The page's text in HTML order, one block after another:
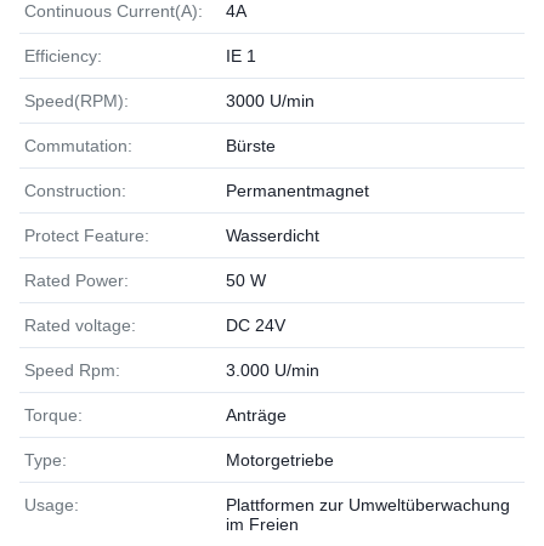
Continuous Current(A): 4A
Efficiency: IE 1
Speed(RPM): 3000 U/min
Commutation: Bürste
Construction: Permanentmagnet
Protect Feature: Wasserdicht
Rated Power: 50 W
Rated voltage: DC 24V
Speed Rpm: 3.000 U/min
Torque: Anträge
Type: Motorgetriebe
Usage:
Plattformen zur Umweltüberwachung
im Freien